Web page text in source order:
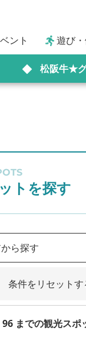
ント 遊び
松阪牛★
トを探す
ら探す
条件をリセットす
までの観光スポ